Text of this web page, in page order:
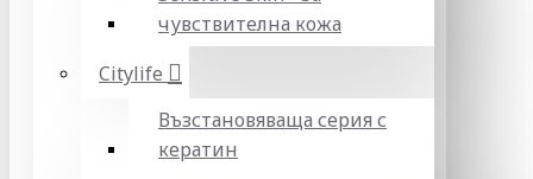
чувствителна кожа
Citylife
Възстановяваща серия с
кератин